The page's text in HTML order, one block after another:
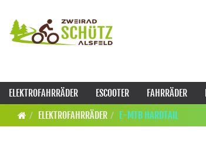
ELEKTROFAHRRÄDER ESCOOTER FAHRRÄDER
ELEKTROFAHRRÄDER
E-MTB HARDTAIL